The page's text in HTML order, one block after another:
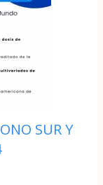
SUR Y